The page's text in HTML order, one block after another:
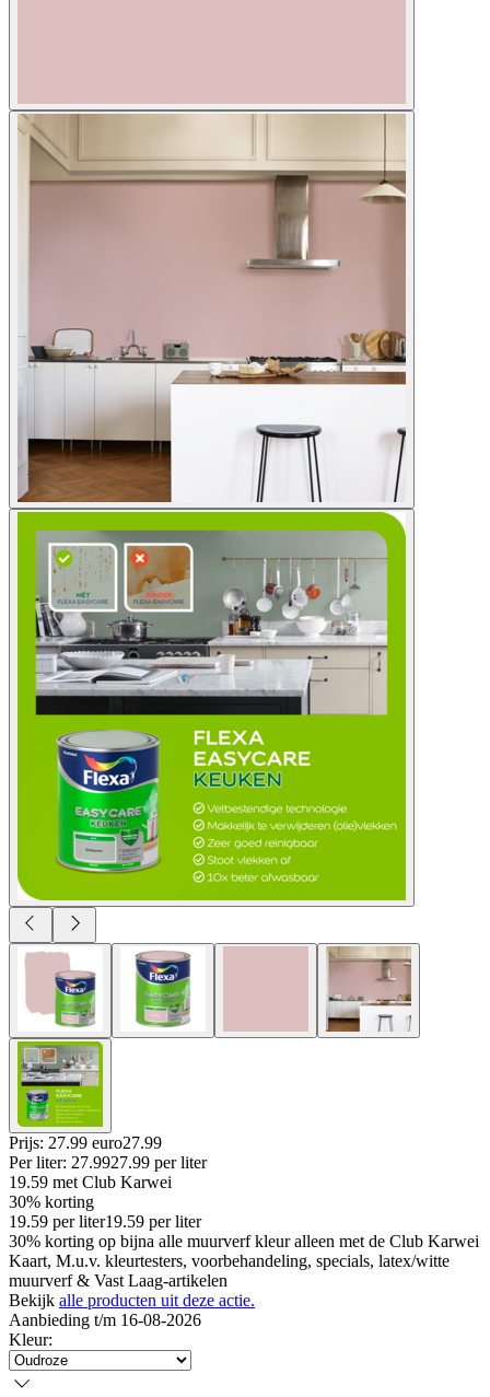
Prijs: 27.99 euro27.99
Per liter: 27.9927.99 per liter
19.59 met Club Karwei
30% korting
19.59 per liter19.59 per liter
30% korting op bijna alle muurverf kleur alleen met de Club Karwei
Kaart, M.u.v. kleurtesters, voorbehandeling, specials, latex/witte
muurverf & Vast Laag-artikelen
Bekijk alle producten uit deze actie.
Aanbieding t/m 16-08-2026
Kleur: